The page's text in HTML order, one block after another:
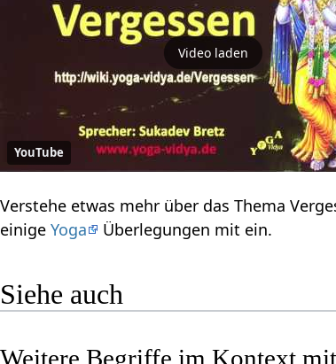
Video laden
YouTube
einigeYoga Überlegungen mit ein.
Siehe auch